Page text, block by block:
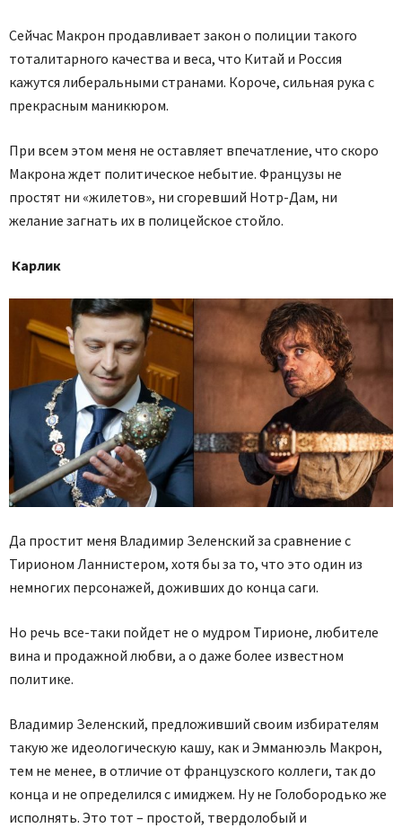
Сейчас Макрон продавливает закон о полиции такого
тоталитарного качества и веса, что Китай и Россия
кажутся либеральными странами. Короче, сильная рука с
прекрасным маникюром.
При всем этом меня не оставляет впечатление, что скоро
Макрона ждет политическое небытие. Французы не
простят ни «жилетов», ни сгоревший Нотр-Дам, ни
желание загнать их в полицейское стойло.
Карлик
Да простит меня Владимир Зеленский за сравнение с
Тирионом Ланнистером, хотя бы за то, что это один из
немногих персонажей, доживших до конца саги.
Но речь все-таки пойдет не о мудром Тирионе, любителе
вина и продажной любви, а о даже более известном
политике.
Владимир Зеленский, предложивший своим избирателям
такую же идеологическую кашу, как и Эмманюэль Макрон,
тем не менее, в отличие от французского коллеги, так до
конца и не определился с имиджем. Ну не Голобородько же
исполнять. Это тот – простой, твердолобый и